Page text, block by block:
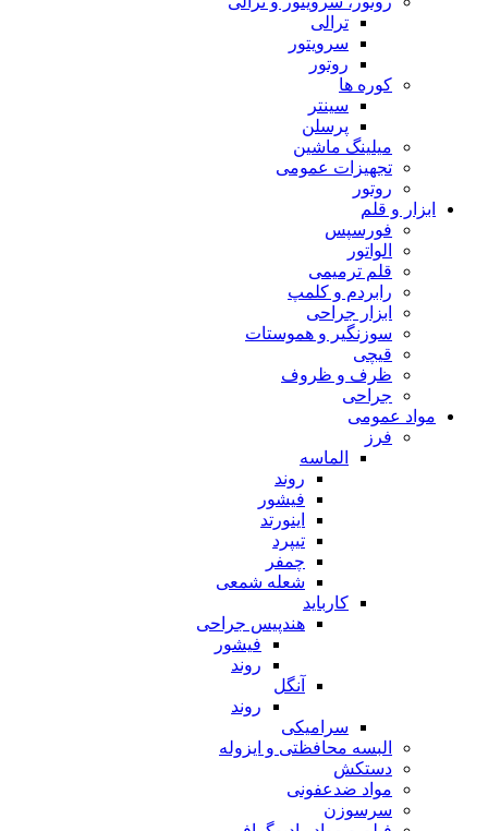
ترالی
سرویتور
روتور
کوره ها
سینتر
پرسلن
میلینگ ماشین
تجهیزات عمومی
روتور
ابزار و قلم
فورسپس
الواتور
قلم ترمیمی
رابردم و کلمپ
ابزار جراحی
سوزنگیر و هموستات
قیچی
ظرف و ظروف
جراحی
مواد عمومی
فرز
الماسه
روند
فیشور
اینورتد
تیپرد
چمفر
شعله شمعی
کارباید
هندپیس جراحی
فیشور
روند
آنگل
روند
سرامیکی
البسه محافظتی و ایزوله
دستکش
مواد ضدعفونی
سرسوزن